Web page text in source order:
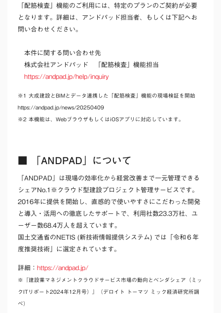
「配筋検査」機能のご利用には、特定のプランのご契約が必要
となります。詳細は、アンドパッド担当者、もしくは下記へお
問い合わせください。
本件に関する問い合わせ先
株式会社アンドパッド 「配筋検査」機能担当
https://andpad.jp/help/inquiry
※1 大成建設とBIMとデータ連携した「配筋検査」機能の現場検証を開始
https://andpad.jp/news/20250409
※2 本機能は、WebブラウザもしくはiOSアプリに対応しています。
■ 「ANDPAD」について
「ANDPAD」は現場の効率化から経営改善まで一元管理できる
シェアNo.1※クラウド型建設プロジェクト管理サービスです。
2016年に提供を開始し、直感的で使いやすさにこだわった開発
と導入・活用への徹底したサポートで、利用社数23.3万社、ユ
ーザー数68.4万人を超えています。
国土交通省のNETIS (新技術情報提供システム) では「令和６年
度推奨技術」に選定されています。
詳細： https://andpad.jp/
※『建設業マネジメントクラウドサービス市場の動向とベンダシェア（ミッ
クITリポート2024年12月号）』（デロイト トーマツ ミック経済研究所調
べ）